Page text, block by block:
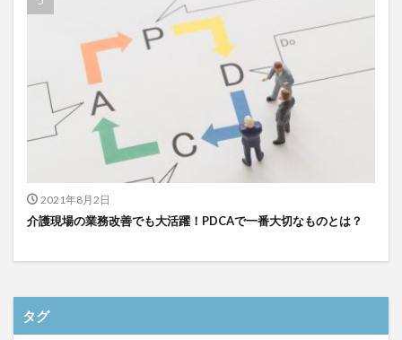
2021年8月2日
介護現場の業務改善でも大活躍！PDCAで一番大切なものとは？
タグ